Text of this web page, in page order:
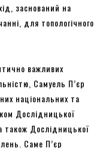
заснований на
для топологічного
важливих
Самуель П’єр
національних та
Дослідницької
також Дослідницької
Саме П’єр